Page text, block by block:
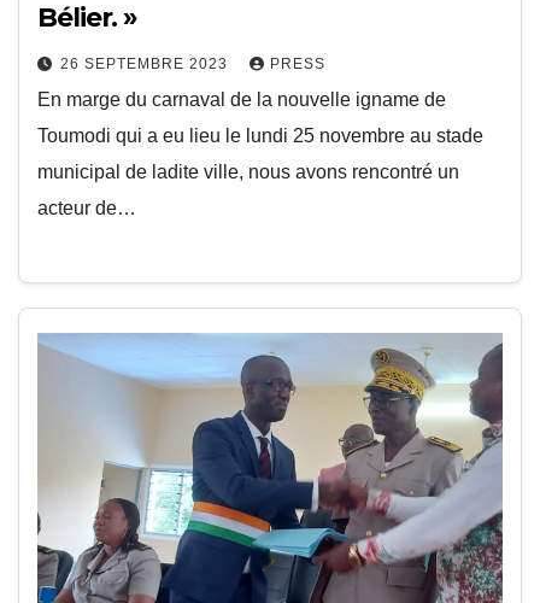
Bélier. »
26 SEPTEMBRE 2023 PRESS
En marge du carnaval de la nouvelle igname de
Toumodi qui a eu lieu le lundi 25 novembre au stade
municipal de ladite ville, nous avons rencontré un
acteur de…